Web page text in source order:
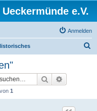
e.V.
Anmelden
Suche
von 1